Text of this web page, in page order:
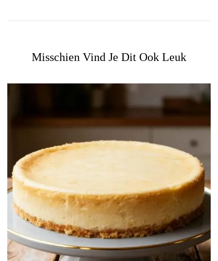
Misschien Vind Je Dit Ook Leuk